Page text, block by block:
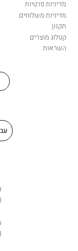
מדיניות פרטיות
מדיניות משלוחים
תקנון
קטלוג מוצרים
השראות